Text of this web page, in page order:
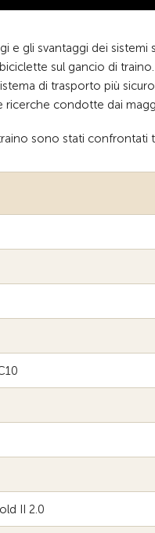
e gli svantaggi dei
sul gancio di
di trasporto più
ricerche condotte dai
sono stati confrontati
II 2.0